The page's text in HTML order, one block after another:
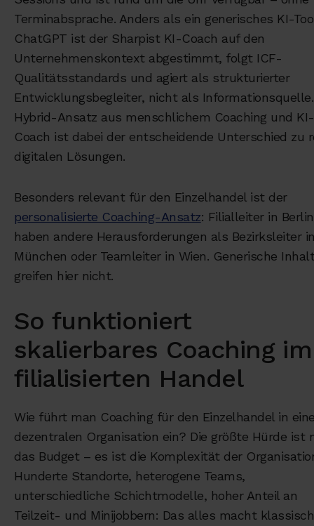
Terminabsprache. Anders als ein generisches KI-
ChatGPT ist der Sharpist KI-Coach auf den
Unternehmenskontext abgestimmt, folgt ICF-
Qualitätsstandards und agiert als strukturierter
Entwicklungsbegleiter, nicht als
Hybrid-Ansatz aus menschlichem Coaching und KI-
Coach ist dabei der entscheidende Unterschied zu
digitalen Lösungen.
Besonders relevant für den Einzelhandel ist der
personalisierte Coaching-Ansatz: Filialleiter in Berlin
haben andere Herausforderungen als Bezirksleiter
München oder Teamleiter in Wien. Generische
greifen hier nicht.
So funktioniert
skalierbares Coaching im
filialisierten Handel
Wie führt man Coaching für den Einzelhandel in
dezentralen Organisation ein? Die größte Hürde ist
das Budget – es ist die Komplexität der
Hunderte Standorte, heterogene Teams,
unterschiedliche Schichtmodelle, hoher Anteil an
Teilzeit- und Minijobbern: Das alles macht